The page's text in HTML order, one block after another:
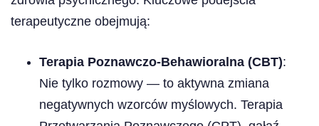
terapeutyczne obejmują:
Terapia Poznawczo-Behawioralna (CBT):
Nie tylko rozmowy — to aktywna zmiana
negatywnych wzorców myślowych. Terapia